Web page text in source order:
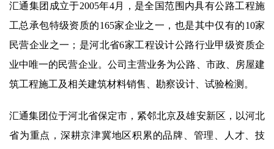
汇通集团成立于2005年4月，是全国范围内具有公路工程施
工总承包特级资质的165家企业之一，也是其中仅有的10家
民营企业之一；是河北省6家工程设计公路行业甲级资质企
业中唯一的民营企业。公司主营业务为公路、市政、房屋建
筑工程施工及相关建筑材料销售、勘察设计、试验检测。
汇通集团位于河北省保定市，紧邻北京及雄安新区，以河北
省为重点，深耕京津冀地区积累的品牌、管理、人才、技